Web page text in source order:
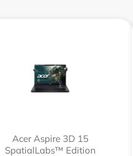
Acer Aspire 3D 15
SpatialLabs™ Edition